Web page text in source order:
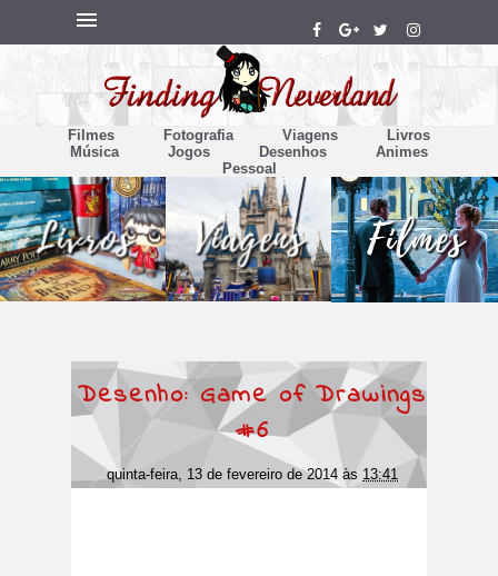
Filmes Fotografia Viagens
Livros
Música
Jogos Desenhos
Animes
Pessoal
Desenho: Game of Drawings
#6
quinta-feira, 13 de fevereiro de 2014às 13:41